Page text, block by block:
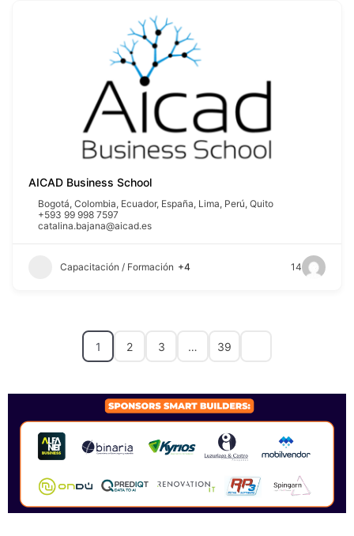
AICAD Business School
Bogotá, Colombia, Ecuador, España, Lima, Perú, Quito
+593 99 998 7597
catalina.bajana@aicad.es
Capacitación / Formación +4 14
1 2 3 … 39